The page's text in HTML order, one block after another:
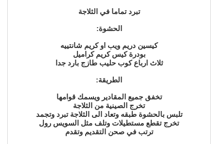
تبرد تماما في الثلاجة
الحشوة:
كيسين دريم ويب او كريم شانتييه
بودرة كيس كريم كراميل
ثلاث ارباع كوب حليب طازج بارد جدا
الطريقة:
تخفق جميع المقادير ويسمك قوامها
تخرج الصينية من الثلاجة
تلبس بالحشوة طبقه وتعاد الى الثلاجة تبرد وتجمد
تخرج تقطع مستطيلات وتلف مثل السويس رول
ترتب في صحن التقديم وتقدم